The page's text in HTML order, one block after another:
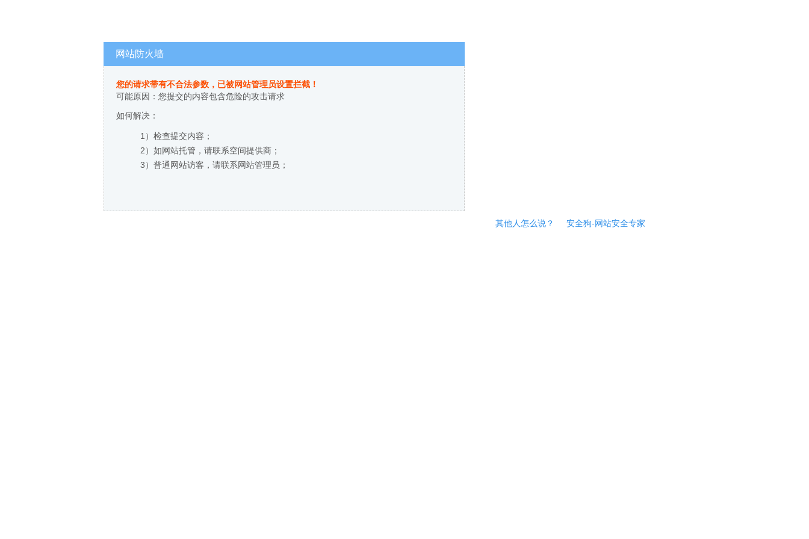
网站防火墙
您的请求带有不合法参数，已被网站管理员设置拦截！
可能原因：您提交的内容包含危险的攻击请求
如何解决：
1）检查提交内容；
2）如网站托管，请联系空间提供商；
3）普通网站访客，请联系网站管理员；
其他人怎么说？ 安全狗-网站安全专家